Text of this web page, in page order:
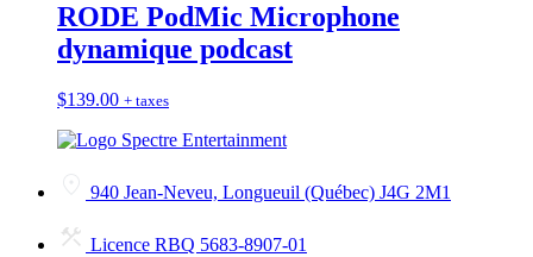
RODE PodMic Microphone
dynamique podcast
$139.00 + taxes
940 Jean-Neveu, Longueuil (Québec) J4G 2M1
Licence RBQ 5683-8907-01